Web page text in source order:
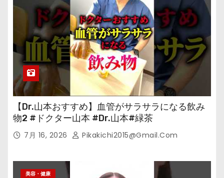
【Dr.山本おすすめ】血管がサラサラになる飲み
物2 #ドクター山本 #Dr.山本#緑茶
7月 16, 2026 Pikakichi2015@gmail.com
美容・健康